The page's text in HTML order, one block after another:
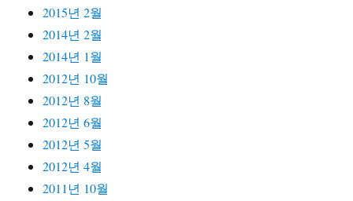
2015년 2월
2014년 2월
2014년 1월
2012년 10월
2012년 8월
2012년 6월
2012년 5월
2012년 4월
2011년 10월